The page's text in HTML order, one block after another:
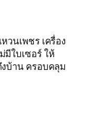
วนเพชร เครื่อง
มีใบเซอร์ ให้
บ้าน ครอบคลุม